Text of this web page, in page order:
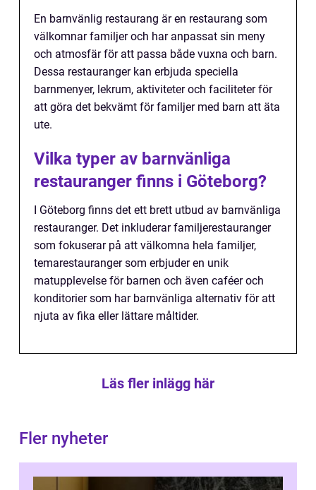
En barnvänlig restaurang är en restaurang som
välkomnar familjer och har anpassat sin meny
och atmosfär för att passa både vuxna och barn.
Dessa restauranger kan erbjuda speciella
barnmenyer, lekrum, aktiviteter och faciliteter för
att göra det bekvämt för familjer med barn att äta
ute.
Vilka typer av barnvänliga
restauranger finns i Göteborg?
I Göteborg finns det ett brett utbud av barnvänliga
restauranger. Det inkluderar familjerestauranger
som fokuserar på att välkomna hela familjer,
temarestauranger som erbjuder en unik
matupplevelse för barnen och även caféer och
konditorier som har barnvänliga alternativ för att
njuta av fika eller lättare måltider.
Läs fler inlägg här
Fler nyheter